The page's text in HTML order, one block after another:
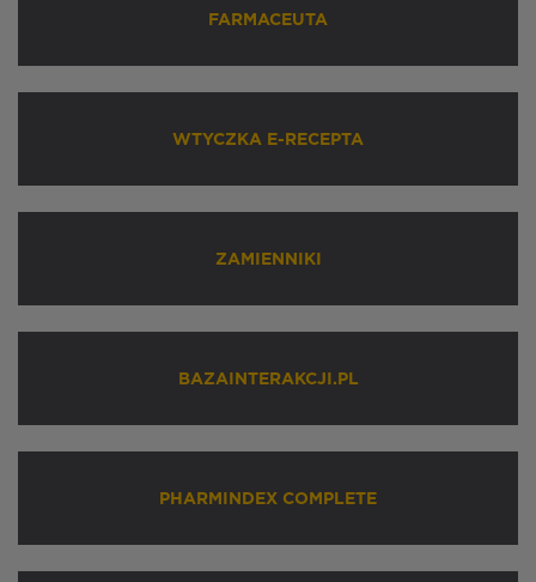
FARMACEUTA
WTYCZKA E-RECEPTA
ZAMIENNIKI
BAZAINTERAKCJI.PL
PHARMINDEX COMPLETE